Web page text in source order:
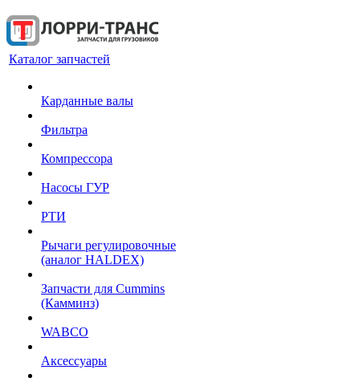
Каталог запчастей
Карданные валы
Фильтра
Компрессора
Насосы ГУР
РТИ
Рычаги регулировочные
(аналог HALDEX)
Запчасти для Cummins
(Камминз)
WABCO
Аксессуары